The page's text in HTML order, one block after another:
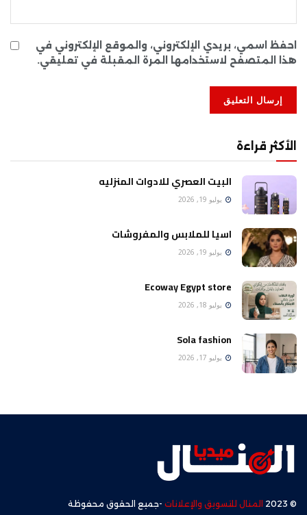
احفظ اسمي، بريدي الإلكتروني، والموقع الإلكتروني في
هذا المتصفح لاستخدامها المرة المقبلة في تعليقي.
الأكثر قراءة
البيت العصري للادوات المنزليه
يوليو 19, 2026
اسيا للملابس والمفروشات
يوليو 19, 2026
Ecoway Egypt store
يوليو 18, 2026
Sola fashion
يوليو 17, 2026
© 2023 المنال للتسويق والإعلانات -جميع الحقوق محفوظة